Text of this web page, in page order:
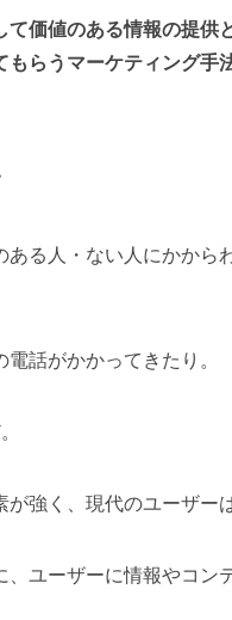
て価値のある情報の提供
らうマーケティング手
る人・ない人にかから
話がかかってきたり。
強く、現代のユーザー
ユーザーに情報やコン